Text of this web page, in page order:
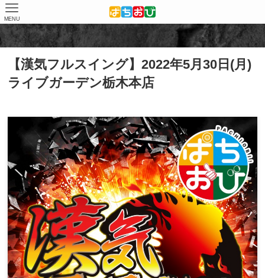
MENU
ホーム 店舗（結果） ライブガーデン栃木本店
【漢気フルスイング】2022年5月30日(月)
ライブガーデン栃木本店